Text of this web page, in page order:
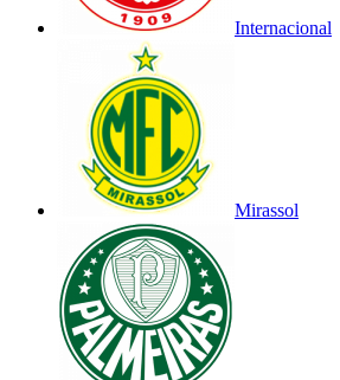
Internacional
Mirassol